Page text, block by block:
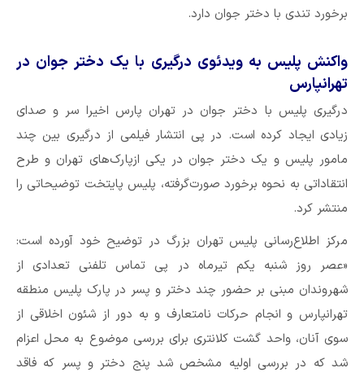
برخورد تندی با دختر جوان دارد.
واکنش پلیس به ویدئوی درگیری با یک دختر جوان در
تهرانپارس
درگیری پلیس با دختر جوان در تهران پارس اخیرا سر و صدای
زیادی ایجاد کرده است. در پی انتشار فیلمی از درگیری بین چند
مامور پلیس و یک دختر جوان در یکی ازپارک‌های تهران و طرح
انتقاداتی به نحوه برخورد صورت‌گرفته، پلیس پایتخت توضیحاتی را
منتشر کرد.
مرکز اطلاع‌رسانی پلیس تهران بزرگ در توضیح خود آورده است:
«عصر روز شنبه یکم تیرماه در پی تماس تلفنی تعدادی از
شهروندان مبنی بر حضور چند دختر و پسر در پارک پلیس منطقه
تهرانپارس و انجام حرکات نامتعارف و به دور از شئون اخلاقی از
سوی آنان، واحد گشت کلانتری برای بررسی موضوع به محل اعزام
شد که در بررسی اولیه مشخص شد پنج دختر و پسر که فاقد